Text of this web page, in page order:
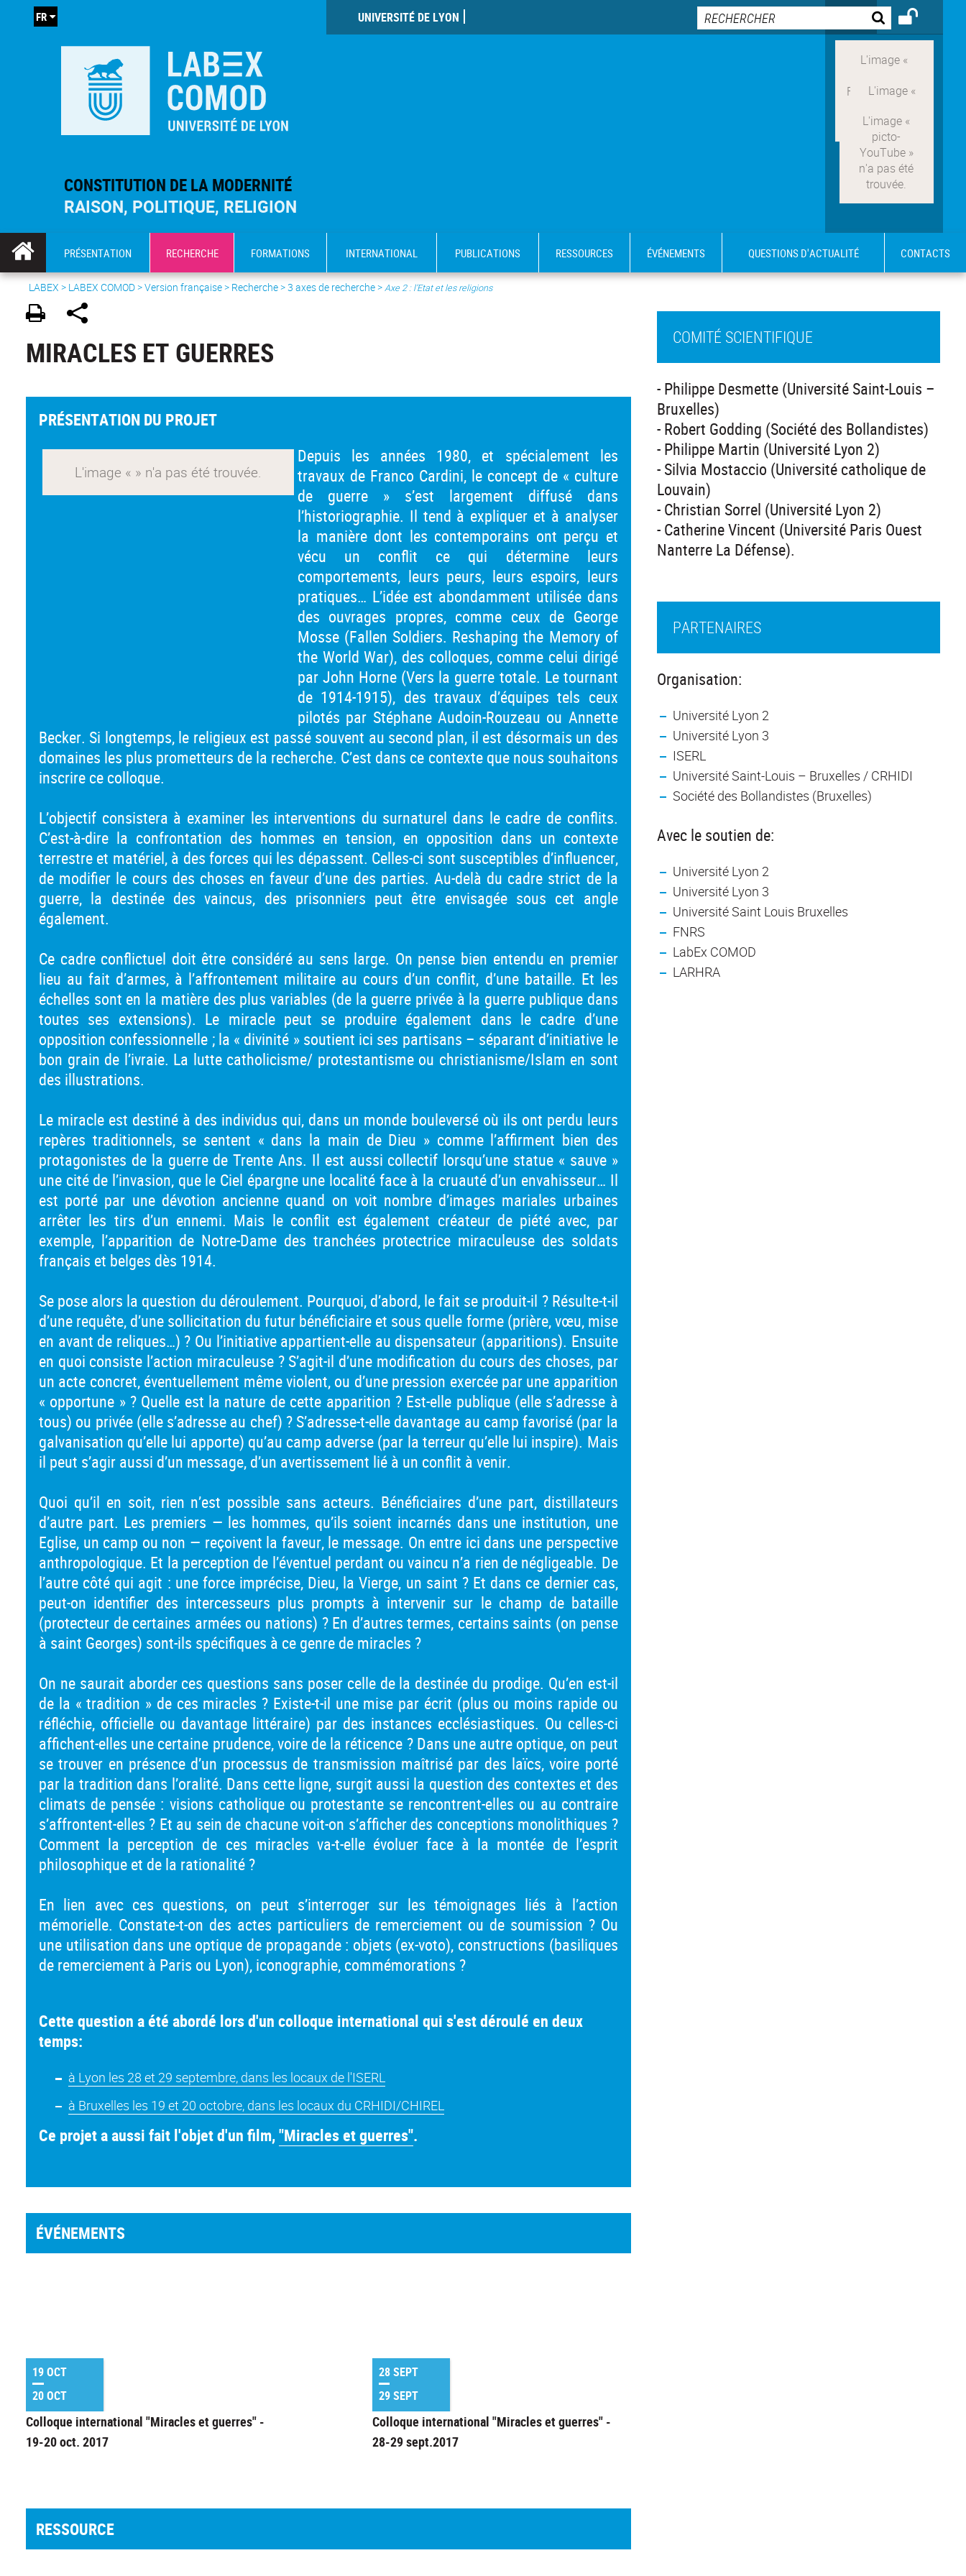
CONSTITUTION DE LA MODERNITÉ
RAISON, POLITIQUE, RELIGION
UNIVERSITÉ DE LYON
FR
PRÉSENTATION RECHERCHE FORMATIONS INTERNATIONAL PUBLICATIONS RESSOURCES ÉVÉNEMENTS QUESTIONS D'ACTUALITÉ CONTACTS
LABEX > LABEX COMOD>Version française> Recherche >3 axes de recherche>Axe 2 : l’Etat et les religions
MIRACLES ET GUERRES
PRÉSENTATION DU PROJET
Depuis les années 1980, et spécialement les
travaux de Franco Cardini, le concept de « culture
de guerre » s’est largement diffusé dans
l’historiographie. Il tend à expliquer et à analyser
la manière dont les contemporains ont perçu et
vécu un conflit ce qui détermine leurs
comportements, leurs peurs, leurs espoirs, leurs
pratiques… L’idée est abondamment utilisée dans
des ouvrages propres, comme ceux de George
Mosse (Fallen Soldiers. Reshaping the Memory of
the World War), des colloques, comme celui dirigé
par John Horne (Vers la guerre totale. Le tournant
de 1914-1915), des travaux d’équipes tels ceux
pilotés par Stéphane Audoin-Rouzeau ou Annette
Becker. Si longtemps, le religieux est passé souvent au second plan, il est désormais un des
domaines les plus prometteurs de la recherche. C’est dans ce contexte que nous souhaitons
inscrire ce colloque.
L’objectif consistera à examiner les interventions du surnaturel dans le cadre de conflits.
C’est-à-dire la confrontation des hommes en tension, en opposition dans un contexte
terrestre et matériel, à des forces qui les dépassent. Celles-ci sont susceptibles d’influencer,
de modifier le cours des choses en faveur d’une des parties. Au-delà du cadre strict de la
guerre, la destinée des vaincus, des prisonniers peut être envisagée sous cet angle
également.
Ce cadre conflictuel doit être considéré au sens large. On pense bien entendu en premier
lieu au fait d’armes, à l’affrontement militaire au cours d’un conflit, d’une bataille. Et les
échelles sont en la matière des plus variables (de la guerre privée à la guerre publique dans
toutes ses extensions). Le miracle peut se produire également dans le cadre d’une
opposition confessionnelle ; la « divinité » soutient ici ses partisans – séparant d’initiative le
bon grain de l’ivraie. La lutte catholicisme/ protestantisme ou christianisme/Islam en sont
des illustrations.
Le miracle est destiné à des individus qui, dans un monde bouleversé où ils ont perdu leurs
repères traditionnels, se sentent « dans la main de Dieu » comme l’affirment bien des
protagonistes de la guerre de Trente Ans. Il est aussi collectif lorsqu’une statue « sauve »
une cité de l’invasion, que le Ciel épargne une localité face à la cruauté d’un envahisseur… Il
est porté par une dévotion ancienne quand on voit nombre d’images mariales urbaines
arrêter les tirs d’un ennemi. Mais le conflit est également créateur de piété avec, par
exemple, l’apparition de Notre-Dame des tranchées protectrice miraculeuse des soldats
français et belges dès 1914.
Se pose alors la question du déroulement. Pourquoi, d’abord, le fait se produit-il ? Résulte-t-il
d’une requête, d’une sollicitation du futur bénéficiaire et sous quelle forme (prière, vœu, mise
en avant de reliques…) ? Ou l’initiative appartient-elle au dispensateur (apparitions). Ensuite
en quoi consiste l’action miraculeuse ? S’agit-il d’une modification du cours des choses, par
un acte concret, éventuellement même violent, ou d’une pression exercée par une apparition
« opportune » ? Quelle est la nature de cette apparition ? Est-elle publique (elle s’adresse à
tous) ou privée (elle s’adresse au chef) ? S’adresse-t-elle davantage au camp favorisé (par la
galvanisation qu’elle lui apporte) qu’au camp adverse (par la terreur qu’elle lui inspire). Mais
il peut s’agir aussi d’un message, d’un avertissement lié à un conflit à venir.
Quoi qu’il en soit, rien n’est possible sans acteurs. Bénéficiaires d’une part, distillateurs
d’autre part. Les premiers ­— les hommes, qu’ils soient incarnés dans une institution, une
Eglise, un camp ou non — reçoivent la faveur, le message. On entre ici dans une perspective
anthropologique. Et la perception de l’éventuel perdant ou vaincu n’a rien de négligeable. De
l’autre côté qui agit : une force imprécise, Dieu, la Vierge, un saint ? Et dans ce dernier cas,
peut-on identifier des intercesseurs plus prompts à intervenir sur le champ de bataille
(protecteur de certaines armées ou nations) ? En d’autres termes, certains saints (on pense
à saint Georges) sont-ils spécifiques à ce genre de miracles ?
On ne saurait aborder ces questions sans poser celle de la destinée du prodige. Qu’en est-il
de la « tradition » de ces miracles ? Existe-t-il une mise par écrit (plus ou moins rapide ou
réfléchie, officielle ou davantage littéraire) par des instances ecclésiastiques. Ou celles-ci
affichent-elles une certaine prudence, voire de la réticence ? Dans une autre optique, on peut
se trouver en présence d’un processus de transmission maîtrisé par des laïcs, voire porté
par la tradition dans l’oralité. Dans cette ligne, surgit aussi la question des contextes et des
climats de pensée : visions catholique ou protestante se rencontrent-elles ou au contraire
s’affrontent-elles ? Et au sein de chacune voit-on s’afficher des conceptions monolithiques ?
Comment la perception de ces miracles va-t-elle évoluer face à la montée de l’esprit
philosophique et de la rationalité ?
En lien avec ces questions, on peut s’interroger sur les témoignages liés à l’action
mémorielle. Constate-t-on des actes particuliers de remerciement ou de soumission ? Ou
une utilisation dans une optique de propagande : objets (ex-voto), constructions (basiliques
de remerciement à Paris ou Lyon), iconographie, commémorations ?
Cette question a été abordé lors d'un colloque international qui s'est déroulé en deux
temps:
à Lyon les 28 et 29 septembre, dans les locaux de l'ISERL
à Bruxelles les 19 et 20 octobre, dans les locaux du CRHIDI/CHIREL
Ce projet a aussi fait l'objet d'un film,"Miracles et guerres".
ÉVÉNEMENTS
19 OCT
20 OCT
Colloque international "Miracles et guerres" -
19-20 oct. 2017
28 SEPT
29 SEPT
Colloque international "Miracles et guerres" -
28-29 sept.2017
RESSOURCE
COMITÉ SCIENTIFIQUE
- Philippe Desmette (Université Saint-Louis –
Bruxelles)
- Robert Godding (Société des Bollandistes)
- Philippe Martin (Université Lyon 2)
- Silvia Mostaccio (Université catholique de
Louvain)
- Christian Sorrel (Université Lyon 2)
- Catherine Vincent (Université Paris Ouest
Nanterre La Défense).
PARTENAIRES
Organisation:
Université Lyon 2
Université Lyon 3
ISERL
Université Saint-Louis – Bruxelles / CRHIDI
Société des Bollandistes (Bruxelles)
Avec le soutien de:
Université Lyon 2
Université Lyon 3
Université Saint Louis Bruxelles
FNRS
LabEx COMOD
LARHRA